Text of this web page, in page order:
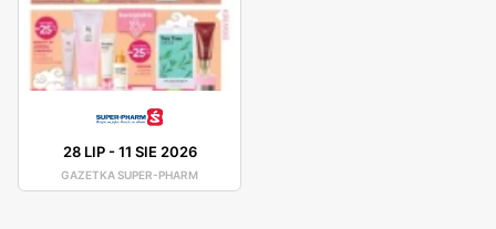
28 LIP-11 SIE 2026
GAZETKA SUPER-PHARM